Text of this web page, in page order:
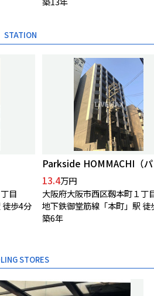
STATION
目
歩4分
13.4万円
大阪府大阪市西区靱本町１丁
地下鉄御堂筋線「本町」駅 徒
築6年
STORES